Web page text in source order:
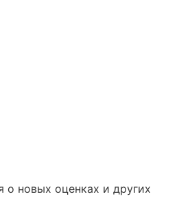
о новых оценках и других